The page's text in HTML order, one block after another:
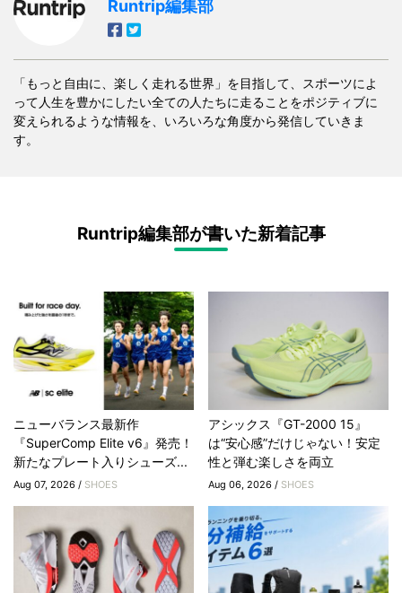
Runtrip編集部
「もっと自由に、楽しく走れる世界」を目指して、スポーツによ
って人生を豊かにしたい全ての人たちに走ることをポジティブに
変えられるような情報を、いろいろな角度から発信していきま
す。
Runtrip編集部が書いた新着記事
ニューバランス最新作
『SuperComp Elite v6』発売！
新たなプレート入りシューズ...
Aug 07, 2026 / SHOES
アシックス『GT-2000 15』
は“安心感”だけじゃない！安定
性と弾む楽しさを両立
Aug 06, 2026 / SHOES